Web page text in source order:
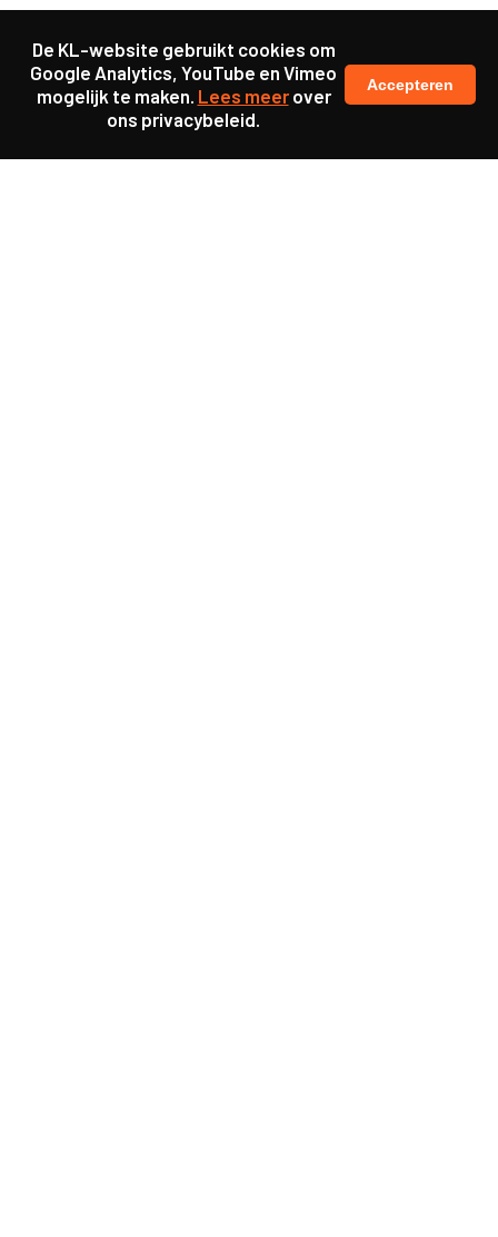
De KL-website gebruikt cookies om
Google Analytics, YouTube en Vimeo
mogelijk te maken. Lees meerover
ons privacybeleid.
Accepteren